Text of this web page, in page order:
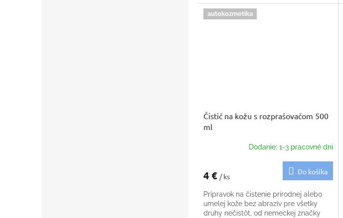
autokozmetika
Čistič na kožu s rozprašovačom 500
ml
Dodanie: 1-3 pracovné dni
4 € / ks
Do košíka
Prípravok na čistenie prírodnej alebo
umelej kože bez abrazív pre všetky
druhy nečistôt, od nemeckej značky